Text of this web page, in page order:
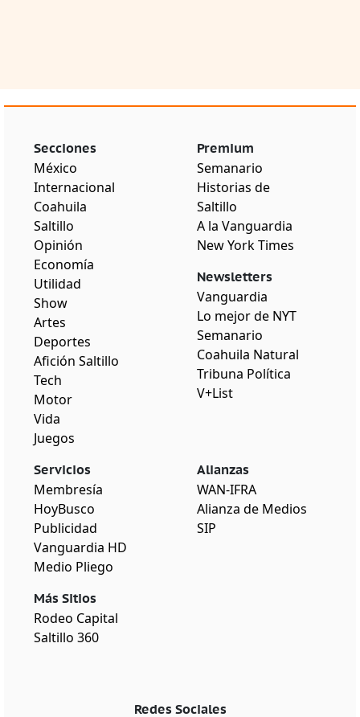
Secciones
México
Internacional
Coahuila
Saltillo
Opinión
Economía
Utilidad
Show
Artes
Deportes
Afición Saltillo
Tech
Motor
Vida
Juegos
Premium
Semanario
Historias de
Saltillo
A la Vanguardia
New York Times
Newsletters
Vanguardia
Lo mejor de NYT
Semanario
Coahuila Natural
Tribuna Política
V+List
Servicios
Membresía
HoyBusco
Publicidad
Vanguardia HD
Medio Pliego
Más Sitios
Rodeo Capital
Saltillo 360
Alianzas
WAN-IFRA
Alianza de Medios
SIP
Redes Sociales